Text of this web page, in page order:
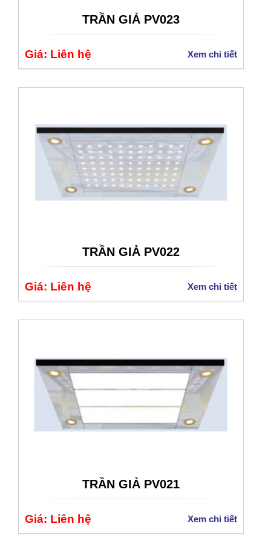
TRẦN GIẢ PV023
Giá: Liên hệ Xem chi tiết
TRẦN GIẢ PV022
Giá: Liên hệ Xem chi tiết
TRẦN GIẢ PV021
Giá: Liên hệ Xem chi tiết